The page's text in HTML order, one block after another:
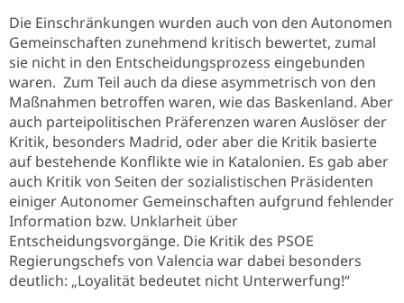
Die Einschränkungen wurden auch von den Autonomen
Gemeinschaften zunehmend kritisch bewertet, zumal
sie nicht in den Entscheidungsprozess eingebunden
waren. Zum Teil auch da diese asymmetrisch von den
Maßnahmen betroffen waren, wie das Baskenland. Aber
auch parteipolitischen Präferenzen waren Auslöser der
Kritik, besonders Madrid, oder aber die Kritik basierte
auf bestehende Konflikte wie in Katalonien. Es gab aber
auch Kritik von Seiten der sozialistischen Präsidenten
einiger Autonomer Gemeinschaften aufgrund fehlender
Information bzw. Unklarheit über
Entscheidungsvorgänge. Die Kritik des PSOE
Regierungschefs von Valencia war dabei besonders
deutlich: „Loyalität bedeutet nicht Unterwerfung!“